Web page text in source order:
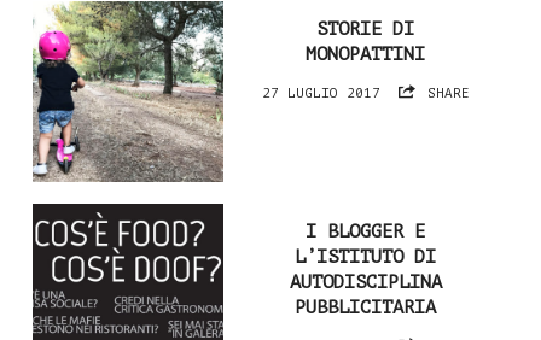
STORIE DI
MONOPATTINI
27 LUGLIO 2017 SHARE
I BLOGGER E
L’ISTITUTO DI
AUTODISCIPLINA
PUBBLICITARIA